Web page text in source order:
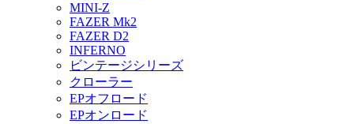
MINI-Z
FAZER Mk2
FAZER D2
INFERNO
ビンテージシリーズ
クローラー
EPオフロード
EPオンロード